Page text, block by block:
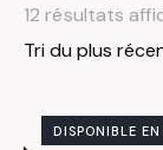
12 résultats
DISPONIBLE